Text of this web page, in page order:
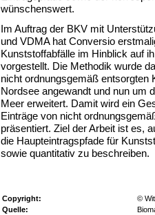
wünschenswert.
Im Auftrag der BKV mit
und VDMA hat Conversio
Kunststoffabfälle im Hinblick auf
vorgestellt. Die Methodik wurde
nicht ordnungsgemäß entsorgten
Nordsee angewandt und nun um
Meer erweitert. Damit wird ein
Einträge von nicht
präsentiert. Ziel der Arbeit ist es,
die Haupteintragspfade für
sowie quantitativ zu beschreiben.
Copyright:
©
Quelle: